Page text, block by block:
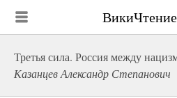
ВикиЧтение
Третья сила. Россия между
Казанцев Александр Степанович